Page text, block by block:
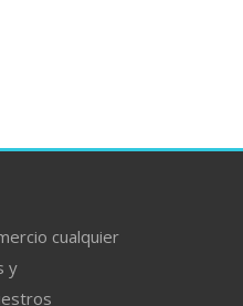
cualquier
y